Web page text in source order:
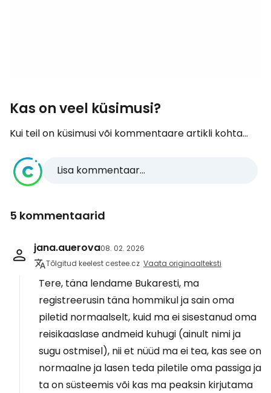
Kas on veel küsimusi?
Kui teil on küsimusi või kommentaare artikli kohta...
Lisa kommentaar...
5 kommentaarid
jana.auerova08. 02. 2026
Tõlgitud keelest cestee.cz Vaata originaalteksti
Tere, täna lendame Bukaresti, ma
registreerusin täna hommikul ja sain oma
piletid normaalselt, kuid ma ei sisestanud oma
reisikaaslase andmeid kuhugi (ainult nimi ja
sugu ostmisel), nii et nüüd ma ei tea, kas see on
normaalne ja lasen teda piletile oma passiga ja
ta on süsteemis või kas ma peaksin kirjutama